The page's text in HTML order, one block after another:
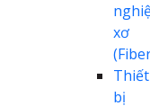
xơ
Thiết
bị